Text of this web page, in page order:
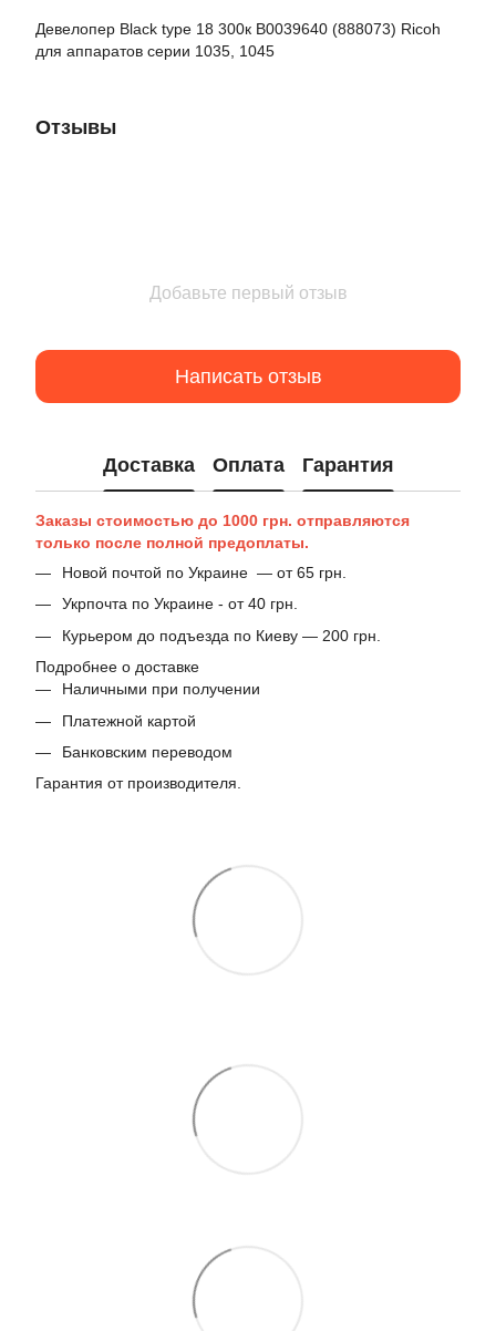
Девелопер Black type 18 300к B0039640 (888073) Ricoh
для аппаратов серии 1035, 1045
Отзывы
Добавьте первый отзыв
Написать отзыв
Доставка Оплата Гарантия
Заказы стоимостью до 1000 грн. отправляются
только после полной предоплаты.
Новой почтой по Украине — от 65 грн.
Укрпочта по Украине - от 40 грн.
Курьером до подъезда по Киеву — 200 грн.
Подробнее о доставке
Наличными при получении
Платежной картой
Банковским переводом
Гарантия от производителя.